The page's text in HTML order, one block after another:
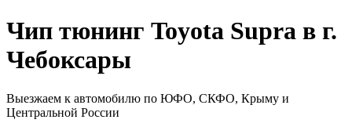
Чип тюнинг Toyota Supra в г.
Чебоксары
Выезжаем к автомобилю по ЮФО, СКФО, Крыму и
Центральной России